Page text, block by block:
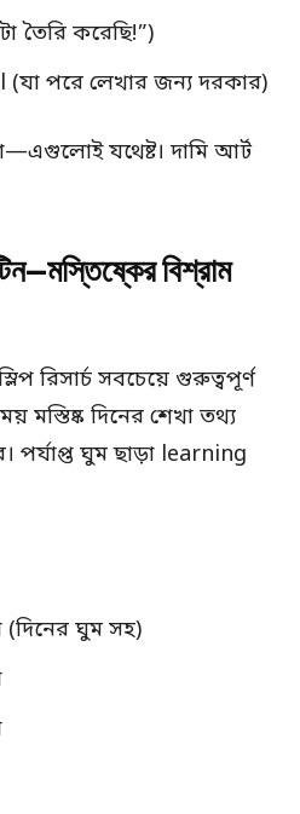
তৈরি করেছি!”)
পরে লেখার জন্য দরকার)
যথেষ্ট। দামি আর্ট
বিশ্রাম
রিসার্চ সবচেয়ে গুরুত্বপূর্ণ
দিনের শেখা তথ্য
পর্যাপ্ত ঘুম ছাড়া learning
(দিনের ঘুম সহ)